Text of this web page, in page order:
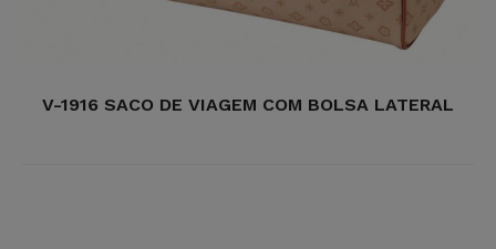
V-1916 SACO DE VIAGEM COM BOLSA LATERAL